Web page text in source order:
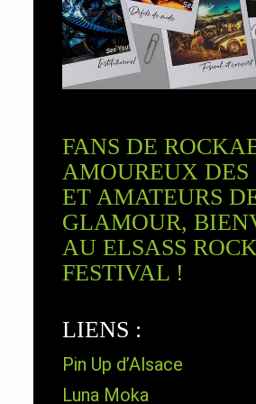
FANS DE
AMOUREUX DES
ET AMATEURS
GLAMOUR,
AU ELSASS
FESTIVAL !
LIENS :
Pin Up d’Alsace
Luna Moka